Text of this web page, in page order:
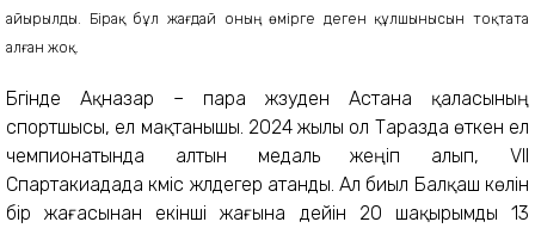
айырылды. Бірақ бұл жағдай оның өмірге деген құлшынысын тоқтата
алған жоқ.
Бүгінде Ақназар – пара жүзуден Астана қаласының
спортшысы, ел мақтанышы. 2024 жылы ол Таразда өткен ел
чемпионатында алтын медаль жеңіп алып, VII
Спартакиадада күміс жүлдегер атанды. Ал биыл Балқаш көлін
бір жағасынан екінші жағына дейін 20 шақырымды 13